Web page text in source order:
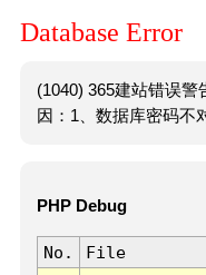
Database Error
(1040) 365建站错误
因：1、数据库密码不
PHP Debug
No. File